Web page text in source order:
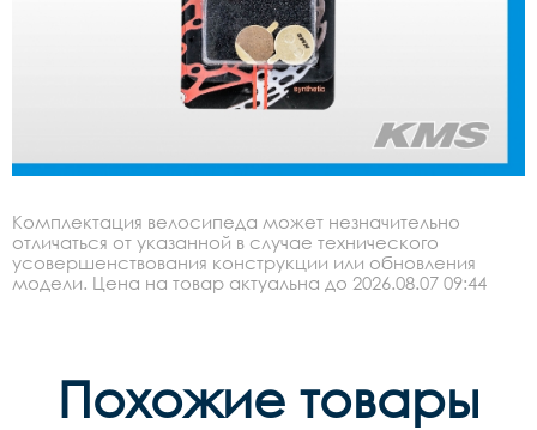
Комплектация велосипеда может незначительно
отличаться от указанной в случае технического
усовершенствования конструкции или обновления
модели. Цена на товар актуальна до 2026.08.07 09:44
Похожие товары